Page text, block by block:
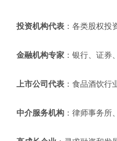
投资机构代表 ：各类股权投
金融机构专家 ：银行、证券
上市公司代表 ：食品酒饮行
中介服务机构 ：律师事务所